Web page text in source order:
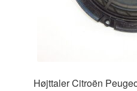
Højttaler Citroën